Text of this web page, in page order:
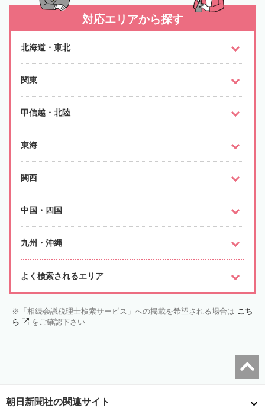
対応エリアから探す
北海道・東北
関東
甲信越・北陸
東海
関西
中国・四国
九州・沖縄
よく検索されるエリア
「相続会議税理士検索サービス」への掲載を希望される場合は こち
ら
をご確認下さい
朝日新聞社の関連サイト